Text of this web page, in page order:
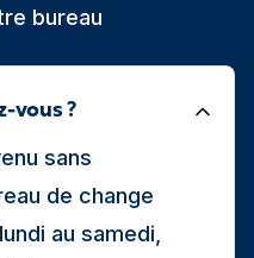
bureau
vous ?
sans
de change
au samedi,